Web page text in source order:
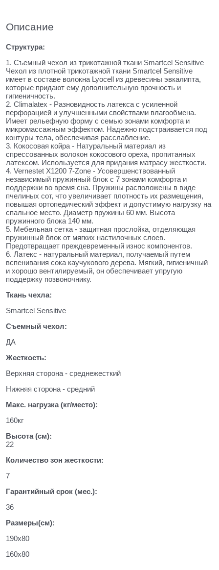
Описание
Структура:
1. Съемный чехол из трикотажной ткани Smartcel Sensitive
Чехол из плотной трикотажной ткани Smartcel Sensitive
имеет в составе волокна Lyocell из древесины эвкалипта,
которые придают ему дополнительную прочность и
гигиеничность.
2. Climalatex - Разновидность латекса с усиленной
перфорацией и улучшенными свойствами влагообмена.
Имеет рельефную форму с семью зонами комфорта и
микромассажным эффектом. Надежно подстраивается под
контуры тела, обеспечивая расслабление.
3. Кокосовая койра - Натуральный материал из
спрессованных волокон кокосового ореха, пропитанных
латексом. Используется для придания матрасу жесткости.
4. Vernestet X1200 7-Zone - Усовершенствованный
независимый пружинный блок с 7 зонами комфорта и
поддержки во время сна. Пружины расположены в виде
пчелиных сот, что увеличивает плотность их размещения,
повышая ортопедический эффект и допустимую нагрузку на
спальное место. Диаметр пружины 60 мм. Высота
пружинного блока 140 мм.
5. Мебельная сетка - защитная прослойка, отделяющая
пружинный блок от мягких настилочных слоев.
Предотвращает преждевременный износ компонентов.
6. Латекс - натуральный материал, получаемый путем
вспенивания сока каучукового дерева. Мягкий, гигиеничный
и хорошо вентилируемый, он обеспечивает упругую
поддержку позвоночнику.
Ткань чехла:
Smartcel Sensitive
Съемный чехол:
ДА
Жесткость:
Верхняя сторона - среднежесткий
Нижняя сторона - средний
Макс. нагрузка (кг/место):
160кг
Высота (см):
22
Количество зон жесткости:
7
Гарантийный срок (мес.):
36
Размеры(см):
190х80
160х80